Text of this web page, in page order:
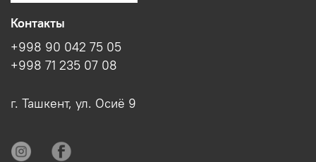
Контакты
+998 90 042 75 05
+998 71 235 07 08
г. Ташкент, ул. Осиё 9